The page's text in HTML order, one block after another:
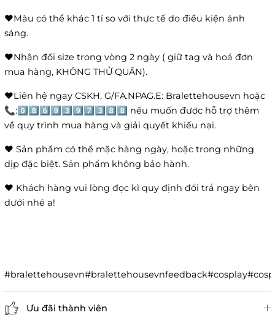
❤️Màu có thể khác 1 tí so với thực tế do điều kiện ánh
sáng.
❤️Nhận đổi size trong vòng 2 ngày ( giữ tag và hoá đơn
mua hàng, KHÔNG THỬ QUẦN).
❤️Liên hệ ngay CSKH, G/FA.NPAG.E: Bralettehousevn hoặc
📞:0️⃣8️⃣6️⃣9️⃣3️⃣9️⃣7️⃣3️⃣8️⃣8️⃣ nếu muốn được hỗ trợ thêm
về quy trình mua hàng và giải quyết khiếu nại.
❤️ Sản phẩm có thể mặc hàng ngày, hoặc trong những
dịp đặc biệt. Sản phẩm không bảo hành.
❤️ Khách hàng vui lòng đọc kĩ quy định đổi trả ngay bên
dưới nhé ạ!
Ưu đãi thành viên